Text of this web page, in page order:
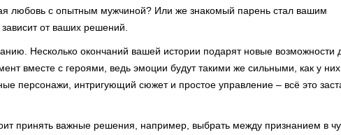
любовь с опытным мужчиной? Или же знакомый парень стал вашим
от ваших решений.
Несколько окончаний вашей истории подарят новые возможности
вместе с героями, ведь эмоции будут такими же сильными, как у них.
персонажи, интригующий сюжет и простое управление – всё это
принять важные решения, например, выбрать между признанием в